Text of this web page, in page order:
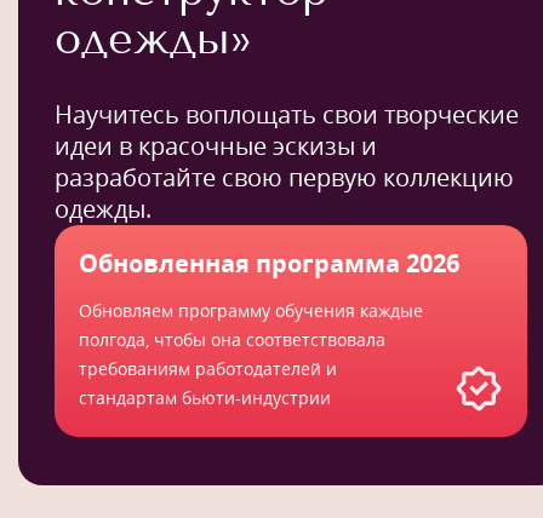
одежды»
Научитесь воплощать свои творческие
идеи в красочные эскизы и
разработайте свою первую коллекцию
одежды.
Обновленная программа 2026
Обновляем программу обучения каждые
полгода, чтобы она соответствовала
требованиям работодателей и
стандартам бьюти-индустрии